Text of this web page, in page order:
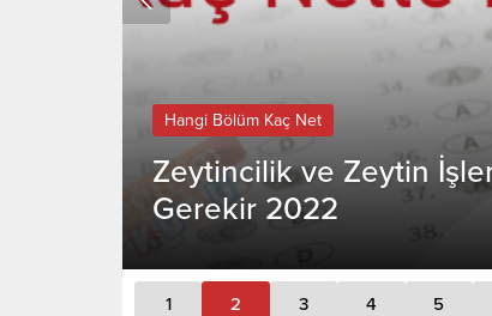
Hangi Bölüm Kaç Net
Zeytincilik ve Zeytin
Gerekir 2022
1 2 3 4 5